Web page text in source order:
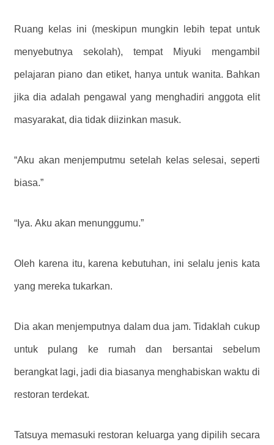
Ruang kelas ini (meskipun mungkin lebih tepat untuk
menyebutnya sekolah), tempat Miyuki mengambil
pelajaran piano dan etiket, hanya untuk wanita. Bahkan
jika dia adalah pengawal yang menghadiri anggota elit
masyarakat, dia tidak diizinkan masuk.
“Aku akan menjemputmu setelah kelas selesai, seperti
biasa.”
“Iya. Aku akan menunggumu.”
Oleh karena itu, karena kebutuhan, ini selalu jenis kata
yang mereka tukarkan.
Dia akan menjemputnya dalam dua jam. Tidaklah cukup
untuk pulang ke rumah dan bersantai sebelum
berangkat lagi, jadi dia biasanya menghabiskan waktu di
restoran terdekat.
Tatsuya memasuki restoran keluarga yang dipilih secara